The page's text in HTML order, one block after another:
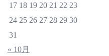
17 18 19 20 21 22 23
24 25 26 27 28 29 30
31
« 10月